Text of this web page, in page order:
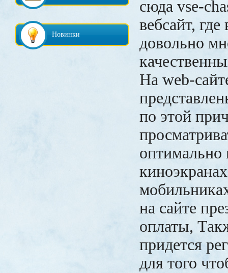
Новинки
сюда vse-
вебсайт,
довольно
На web-
по этой
на сайте
оплаты,
придется
для того